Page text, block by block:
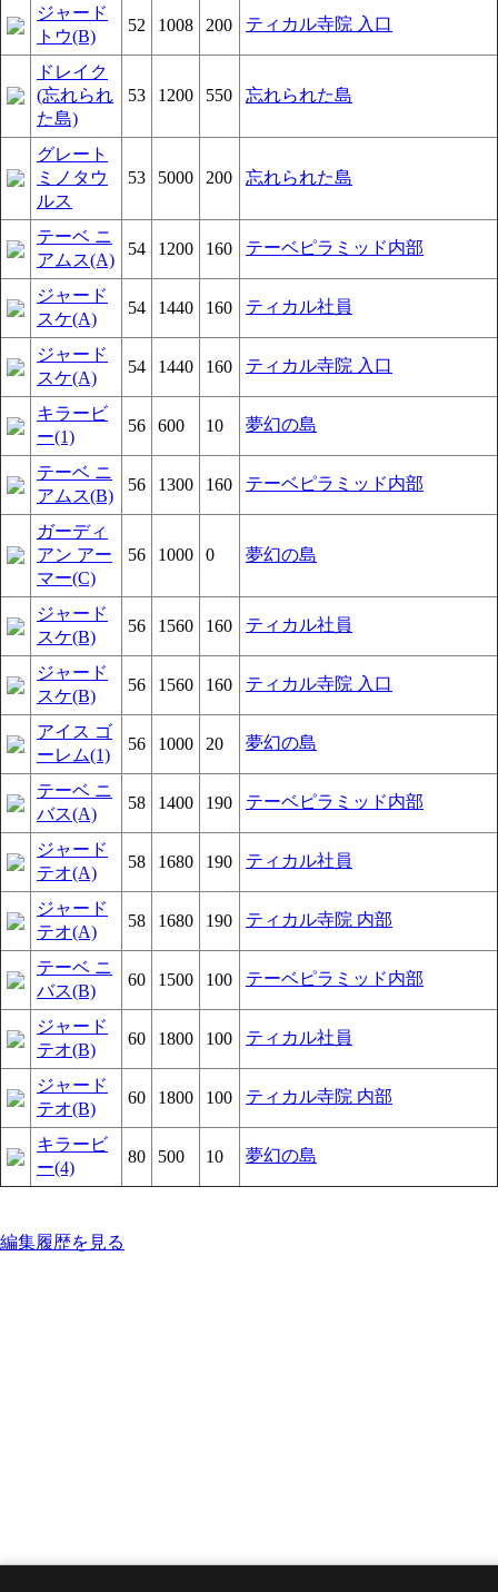
ジャード
トウ(B)
52 1008 200 ティカル寺院 入口
ドレイク
(忘れられ
た島)
53 1200 550 忘れられた島
グレート
ミノタウ
ルス
53 5000 200 忘れられた島
テーベ ニ
アムス(A)
54 1200 160 テーベピラミッド内部
ジャード
スケ(A)
54 1440 160 ティカル社員
ジャード
スケ(A)
54 1440 160 ティカル寺院 入口
キラービ
ー(1)
56 600 10 夢幻の島
テーベ ニ
アムス(B)
56 1300 160 テーベピラミッド内部
ガーディ
アン アー
マー(C)
56 1000 0 夢幻の島
ジャード
スケ(B)
56 1560 160 ティカル社員
ジャード
スケ(B)
56 1560 160 ティカル寺院 入口
アイス ゴ
ーレム(1)
56 1000 20 夢幻の島
テーベ ニ
バス(A)
58 1400 190 テーベピラミッド内部
ジャード
テオ(A)
58 1680 190 ティカル社員
ジャード
テオ(A)
58 1680 190 ティカル寺院 内部
テーベ ニ
バス(B)
60 1500 100 テーベピラミッド内部
ジャード
テオ(B)
60 1800 100 ティカル社員
ジャード
テオ(B)
60 1800 100 ティカル寺院 内部
キラービ
ー(4)
80 500 10 夢幻の島
編集履歴を見る